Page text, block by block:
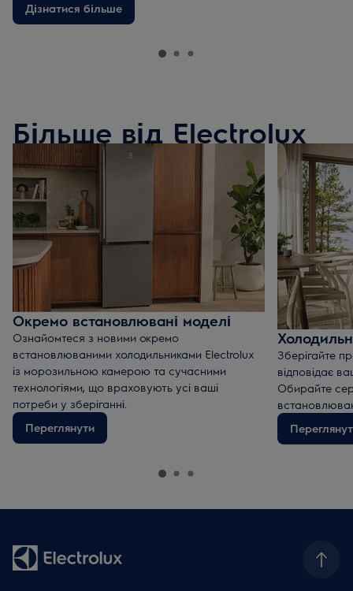
Дізнатися більше
Більше від Electrolux
Окремо встановлювані моделі
Ознайомтеся з новими окремо
встановлюваними холодильниками Electrolux
із морозильною камерою та сучасними
технологіями, що враховують усі ваші
потреби у зберіганні.
Переглянути
Зберігайте
відповідає
Обирайте